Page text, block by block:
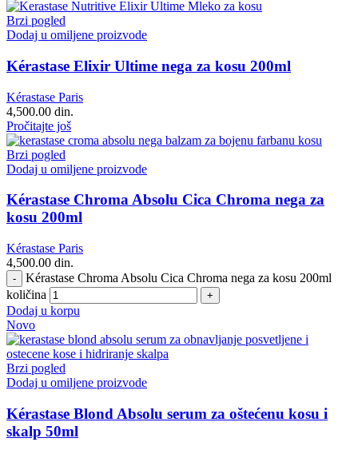
Brzi pogled
Dodaj u omiljene proizvode
Kérastase Elixir Ultime nega za kosu 200ml
Kérastase Paris
4,500.00 din.
Pročitajte još
Brzi pogled
Dodaj u omiljene proizvode
Kérastase Chroma Absolu Cica Chroma nega za
kosu 200ml
Kérastase Paris
4,500.00 din.
Kérastase Chroma Absolu Cica Chroma nega za kosu 200ml
količina
Dodaj u korpu
Novo
Brzi pogled
Dodaj u omiljene proizvode
Kérastase Blond Absolu serum za oštećenu kosu i
skalp 50ml